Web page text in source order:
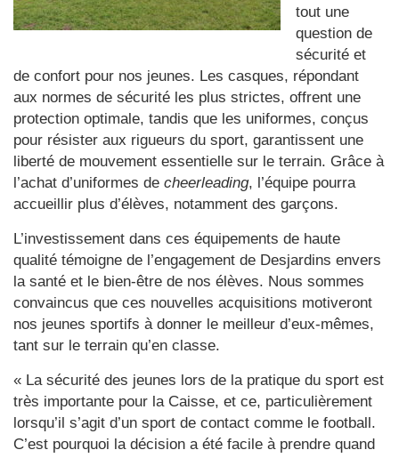
tout une
question de
sécurité et
de confort pour nos jeunes. Les casques, répondant
aux normes de sécurité les plus strictes, offrent une
protection optimale, tandis que les uniformes, conçus
pour résister aux rigueurs du sport, garantissent une
liberté de mouvement essentielle sur le terrain. Grâce à
l’achat d’uniformes de cheerleading, l’équipe pourra
accueillir plus d’élèves, notamment des garçons.
L’investissement dans ces équipements de haute
qualité témoigne de l’engagement de Desjardins envers
la santé et le bien-être de nos élèves. Nous sommes
convaincus que ces nouvelles acquisitions motiveront
nos jeunes sportifs à donner le meilleur d’eux-mêmes,
tant sur le terrain qu’en classe.
« La sécurité des jeunes lors de la pratique du sport est
très importante pour la Caisse, et ce, particulièrement
lorsqu’il s’agit d’un sport de contact comme le football.
C’est pourquoi la décision a été facile à prendre quand